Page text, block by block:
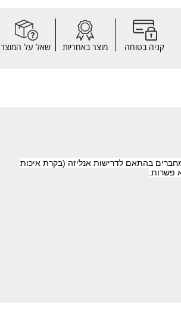
קניה בטוחה מוצר באחריות שאל על המוצר
בהתאם לדרישות אנליזה (בקרת איכות
פשרות.